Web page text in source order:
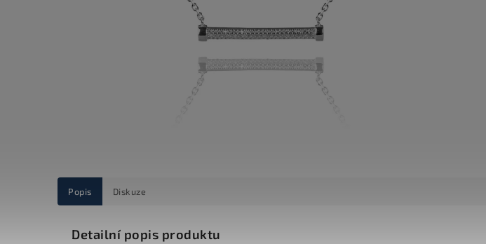
Popis Diskuze
Detailní popis produktu